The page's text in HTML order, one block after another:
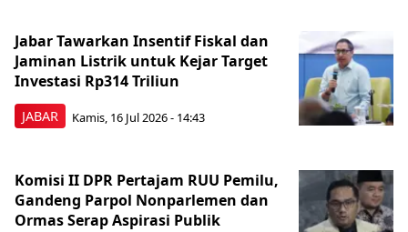
JABAR
Jabar Tawarkan Insentif Fiskal dan
Jaminan Listrik untuk Kejar Target
Investasi Rp314 Triliun
Kamis, 16 Jul 2026 - 14:43
Komisi II DPR Pertajam RUU Pemilu,
Gandeng Parpol Nonparlemen dan
Ormas Serap Aspirasi Publik